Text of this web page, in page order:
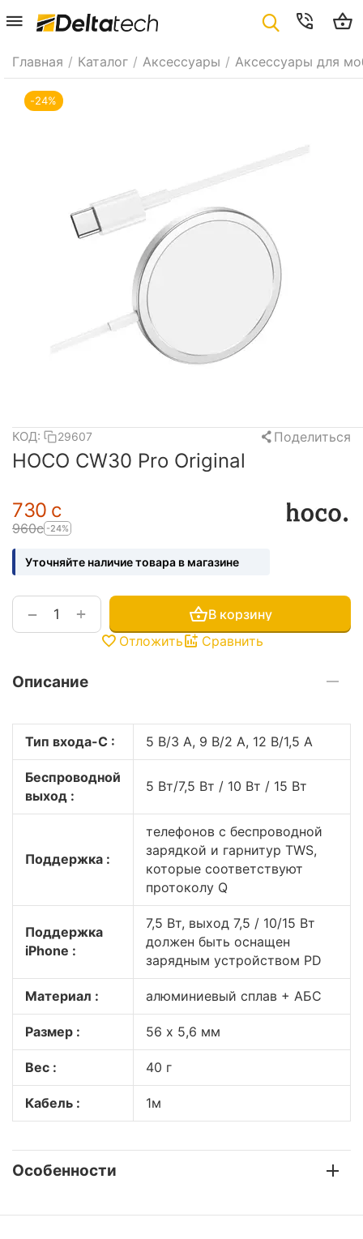
Главная / Каталог / Аксессуары / Аксессуары для
-24%
КОД: 29607 Поделиться
HOCO CW30 Pro Original
‍730‍ с
‍960‍с -24%
Уточняйте наличие товара в магазине
+
−
В корзину
Отложить
Сравнить
Описание
Тип входа-C : 5 В/3 А, 9 В/2 А, 12 В/1,5 А
Беспроводной
выход :
5 Вт/7,5 Вт / 10 Вт / 15 Вт
Поддержка :
телефонов с беспроводной
зарядкой и гарнитур TWS,
которые соответствуют
протоколу Q
Поддержка
iPhone :
7,5 Вт, выход 7,5 / 10/15 Вт
должен быть оснащен
зарядным устройством PD
Материал : алюминиевый сплав + АБС
Размер : 56 х 5,6 мм
Вес : 40 г
Кабель : 1м
Особенности